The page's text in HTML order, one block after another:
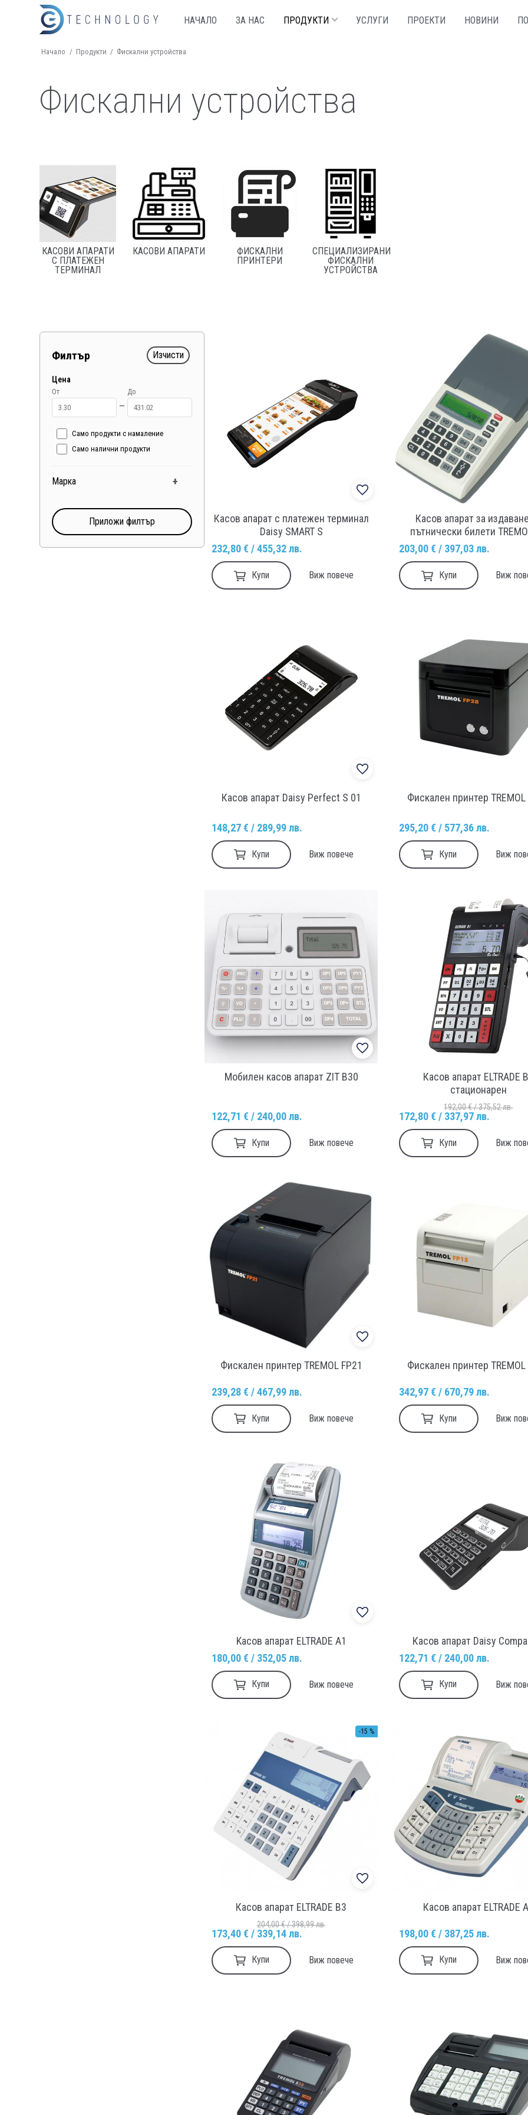
НАЧАЛО ЗА НАС ПРОДУКТИ УСЛУГИ ПРОЕКТИ НОВИНИ
Начало / Продукти / Фискални устройства
Фискални устройства
КАСОВИ АПАРАТИ
С ПЛАТЕЖЕН
ТЕРМИНАЛ
КАСОВИ АПАРАТИ
ФИСКАЛНИ
ПРИНТЕРИ
СПЕЦИАЛИЗИРАНИ
ФИСКАЛНИ
УСТРОЙСТВА
Филтър Изчисти
Цена
От
—
До
Само продукти с намаление
Само налични продукти
Марка +
Приложи филтър
Касов апарат с платежен терминал
Daisy SMART S
232,80 € / 455,32 лв.
Купи Виж повече
Касов апарат за
пътнически билети
203,00 € / 397,03 лв.
Купи Виж
Касов апарат Daisy Perfect S 01
148,27 € / 289,99 лв.
Купи Виж повече
Фискален принтер TREMOL
295,20 € / 577,36 лв.
Купи Виж
Мобилен касов апарат ZIT B30
122,71 € / 240,00 лв.
Купи Виж повече
Касов апарат ELTRADE
стационарен
192,00 € / 375,52 лв.
172,80 € / 337,97 лв.
Купи Виж
Фискален принтер TREMOL FP21
239,28 € / 467,99 лв.
Купи Виж повече
Фискален принтер TREMOL
342,97 € / 670,79 лв.
Купи Виж
Kасов апарат ELTRADE A1
180,00 € / 352,05 лв.
Купи Виж повече
Касов апарат Daisy
122,71 € / 240,00 лв.
Купи Виж
Касов апарат ELTRADE B3
204,00 € / 398,99 лв.
173,40 € / 339,14 лв.
-15 %
Купи Виж повече
Касов апарат ELTRADE
198,00 € / 387,25 лв.
Купи Виж